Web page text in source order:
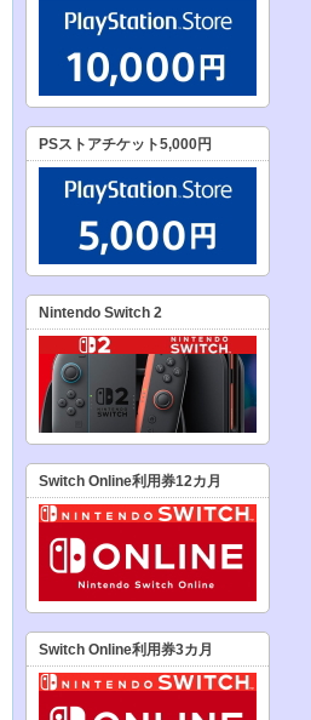
PSストアチケット5,000円
Nintendo Switch 2
Switch Online利用券12カ月
Switch Online利用券3カ月